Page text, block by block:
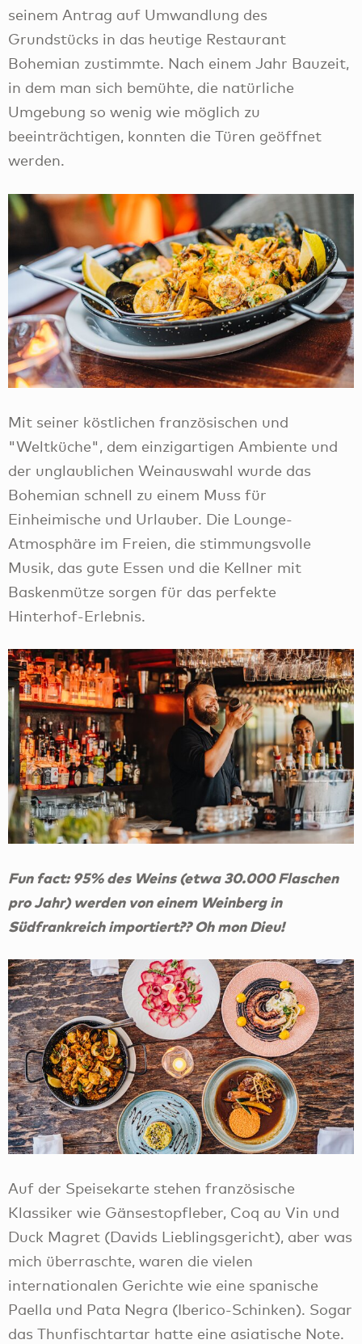
seinem Antrag auf Umwandlung des
Grundstücks in das heutige Restaurant
Bohemian zustimmte. Nach einem Jahr Bauzeit,
in dem man sich bemühte, die natürliche
Umgebung so wenig wie möglich zu
beeinträchtigen, konnten die Türen geöffnet
werden.
Mit seiner köstlichen französischen und
"Weltküche", dem einzigartigen Ambiente und
der unglaublichen Weinauswahl wurde das
Bohemian schnell zu einem Muss für
Einheimische und Urlauber. Die Lounge-
Atmosphäre im Freien, die stimmungsvolle
Musik, das gute Essen und die Kellner mit
Baskenmütze sorgen für das perfekte
Hinterhof-Erlebnis.
Fun fact: 95% des Weins (etwa 30.000 Flaschen
pro Jahr) werden von einem Weinberg in
Südfrankreich importiert?? Oh mon Dieu!
Auf der Speisekarte stehen französische
Klassiker wie Gänsestopfleber, Coq au Vin und
Duck Magret (Davids Lieblingsgericht), aber was
mich überraschte, waren die vielen
internationalen Gerichte wie eine spanische
Paella und Pata Negra (Iberico-Schinken). Sogar
das Thunfischtartar hatte eine asiatische Note.